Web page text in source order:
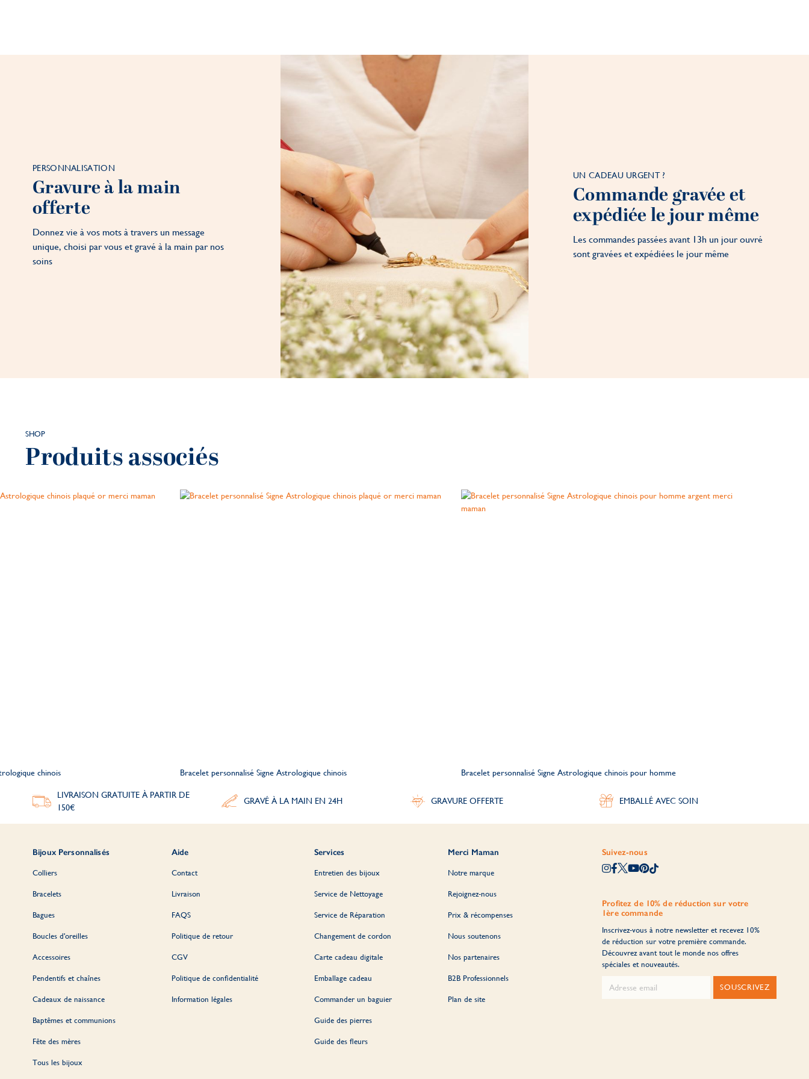
PERSONNALISATION
Gravure à la main
offerte
Donnez vie à vos mots à travers un message
unique, choisi par vous et gravé à la main par nos
soins
UN CADEAU URGENT ?
Commande gravée et
expédiée le jour même
Les commandes passées avant 13h un jour ouvré
sont gravées et expédiées le jour même
SHOP
Produits associés
chinois Bracelet personnalisé Signe Astrologique chinois Bracelet personnalisé Signe Astrologique chinois pour homme
LIVRAISON GRATUITE À PARTIR DE
150€
GRAVÉ À LA MAIN EN 24H GRAVURE OFFERTE EMBALLÉ AVEC SOIN
Bijoux Personnalisés
Colliers
Bracelets
Bagues
Boucles d'oreilles
Accessoires
Pendentifs et chaînes
Cadeaux de naissance
Baptêmes et communions
Fête des mères
Tous les bijoux
Aide
Contact
Livraison
FAQS
Politique de retour
CGV
Politique de confidentialité
Information légales
Services
Entretien des bijoux
Service de Nettoyage
Service de Réparation
Changement de cordon
Carte cadeau digitale
Emballage cadeau
Commander un baguier
Guide des pierres
Guide des fleurs
Merci Maman
Notre marque
Rejoignez-nous
Prix & récompenses
Nous soutenons
Nos partenaires
B2B Professionnels
Plan de site
Suivez-nous
Profitez de 10% de réduction sur votre
1ère commande
Inscrivez-vous à notre newsletter et recevez 10%
de réduction sur votre première commande.
Découvrez avant tout le monde nos offres
spéciales et nouveautés.
SOUSCRIVEZ